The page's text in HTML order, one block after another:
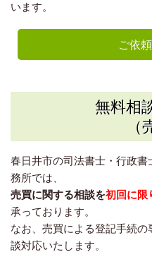
います。
ご依
無料相
（
春日井市の司法書士・行政
務所では、
売買に関する相談を初回に限
承っております。
なお、売買による登記手続
談対応いたします。